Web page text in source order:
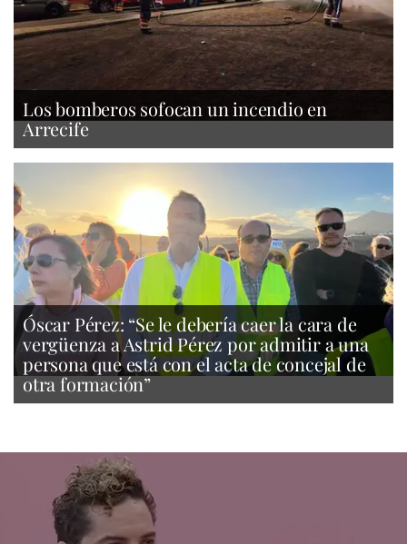
Los bomberos sofocan un incendio en
Arrecife
Óscar Pérez: “Se le debería caer la cara de
vergüenza a Astrid Pérez por admitir a una
persona que está con el acta de concejal de
otra formación”